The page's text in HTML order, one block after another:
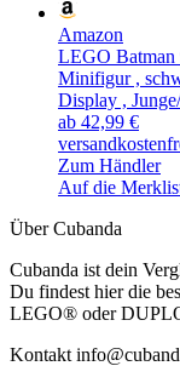
Amazon
LEGO Batman
Minifigur ,
Display ,
ab 42,99 €
Zum Händler
Auf die
Über Cubanda
Cubanda ist dein
Du findest hier die
LEGO® oder
Kontakt